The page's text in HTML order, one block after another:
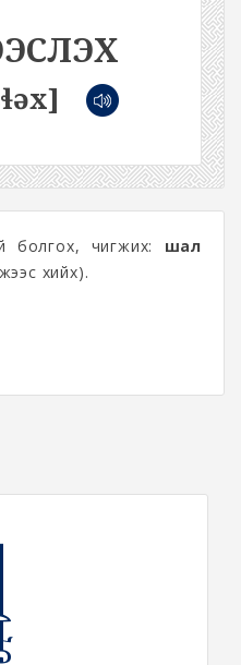
болгох, чигжих: шал
хийх).